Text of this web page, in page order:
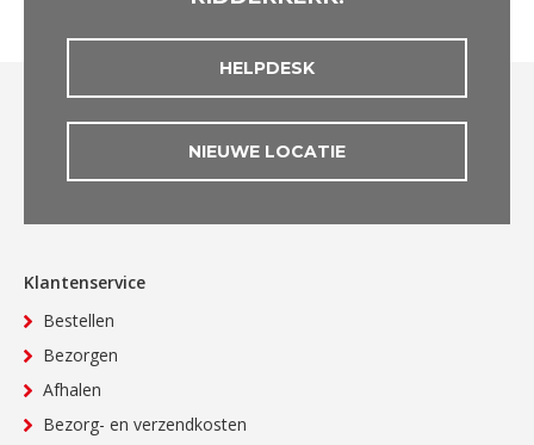
HELPDESK
NIEUWE LOCATIE
Klantenservice
Bestellen
Bezorgen
Afhalen
Bezorg- en verzendkosten